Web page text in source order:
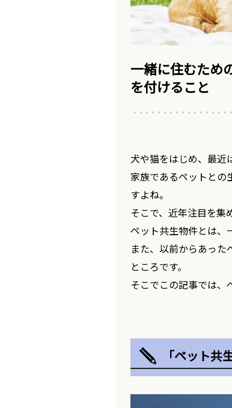
一緒に住むため
を付けること
犬や猫をはじめ、最近
家族であるペットとの
すよね。
そこで、近年注目を集
ペット共生物件とは、
また、以前からあっ
ところです。
そこでこの記事では、
「ペット